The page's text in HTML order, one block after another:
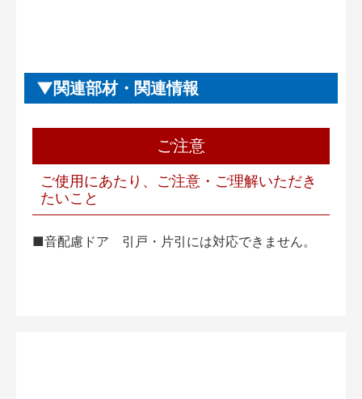
関連部材・関連情報
ご注意
ご使用にあたり、ご注意・ご理解いただき
たいこと
■音配慮ドア 引戸・片引には対応できません。